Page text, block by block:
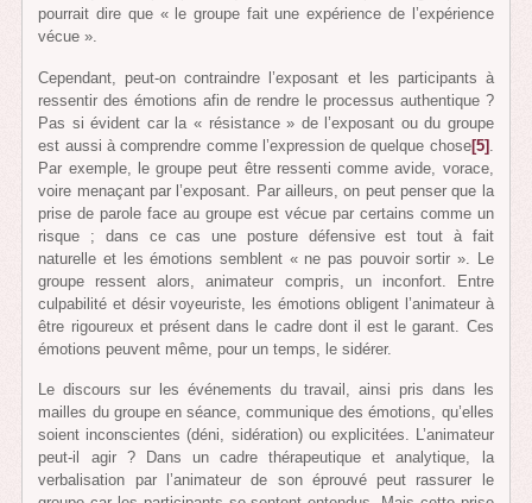
pourrait dire que « le groupe fait une expérience de l’expérience
vécue ».
Cependant, peut-on contraindre l’exposant et les participants à
ressentir des émotions afin de rendre le processus authentique ?
Pas si évident car la « résistance » de l’exposant ou du groupe
est aussi à comprendre comme l’expression de quelque chose[5].
Par exemple, le groupe peut être ressenti comme avide, vorace,
voire menaçant par l’exposant. Par ailleurs, on peut penser que la
prise de parole face au groupe est vécue par certains comme un
risque ; dans ce cas une posture défensive est tout à fait
naturelle et les émotions semblent « ne pas pouvoir sortir ». Le
groupe ressent alors, animateur compris, un inconfort. Entre
culpabilité et désir voyeuriste, les émotions obligent l’animateur à
être rigoureux et présent dans le cadre dont il est le garant. Ces
émotions peuvent même, pour un temps, le sidérer.
Le discours sur les événements du travail, ainsi pris dans les
mailles du groupe en séance, communique des émotions, qu’elles
soient inconscientes (déni, sidération) ou explicitées. L’animateur
peut-il agir ? Dans un cadre thérapeutique et analytique, la
verbalisation par l’animateur de son éprouvé peut rassurer le